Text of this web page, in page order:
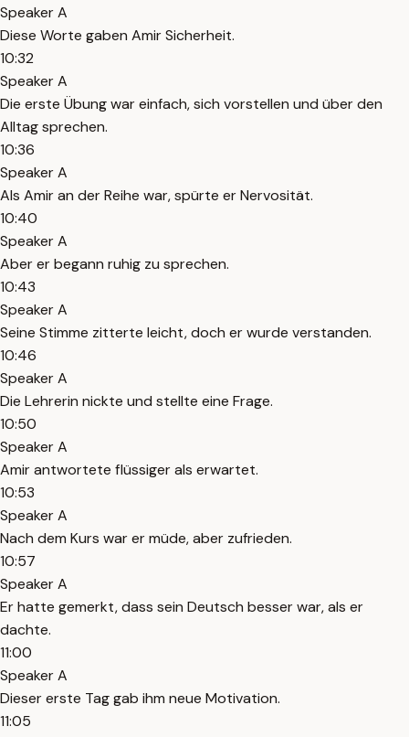
Speaker A
Diese Worte gaben Amir Sicherheit.
10:32
Speaker A
Die erste Übung war einfach, sich vorstellen und über den
Alltag sprechen.
10:36
Speaker A
Als Amir an der Reihe war, spürte er Nervosität.
10:40
Speaker A
Aber er begann ruhig zu sprechen.
10:43
Speaker A
Seine Stimme zitterte leicht, doch er wurde verstanden.
10:46
Speaker A
Die Lehrerin nickte und stellte eine Frage.
10:50
Speaker A
Amir antwortete flüssiger als erwartet.
10:53
Speaker A
Nach dem Kurs war er müde, aber zufrieden.
10:57
Speaker A
Er hatte gemerkt, dass sein Deutsch besser war, als er
dachte.
11:00
Speaker A
Dieser erste Tag gab ihm neue Motivation.
11:05